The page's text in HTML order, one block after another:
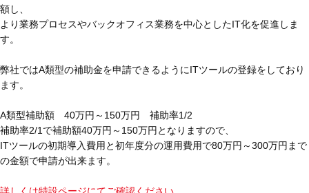
額し、
より業務プロセスやバックオフィス業務を中心としたIT化を促進しま
す。
弊社ではA類型の補助金を申請できるようにITツールの登録をしており
ます。
A類型補助額 40万円～150万円 補助率1/2
補助率2/1で補助額40万円～150万円となりますので、
ITツールの初期導入費用と初年度分の運用費用で80万円～300万円まで
の金額で申請が出来ます。
詳しくは特設ページにてご確認ください。